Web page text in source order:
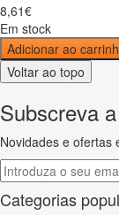
8,61€
Em stock
Adicionar ao
Voltar ao topo
Subscreva
Novidades e ofertas
Categorias